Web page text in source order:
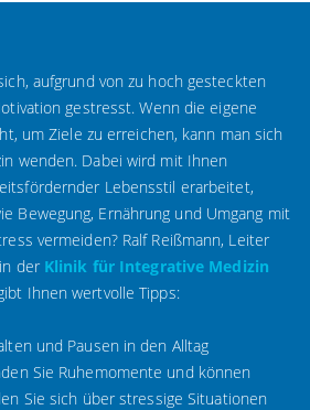
aufgrund von zu hoch gesteckten
gestresst. Wenn die eigene
um Ziele zu erreichen, kann man sich
wenden. Dabei wird mit Ihnen
Lebensstil erarbeitet,
Bewegung, Ernährung und Umgang mit
vermeiden? Ralf Reißmann, Leiter
der Klinik für Integrative Medizin
Ihnen wertvolle Tipps:
und Pausen in den Alltag
Sie Ruhemomente und können
Sie sich über stressige Situationen